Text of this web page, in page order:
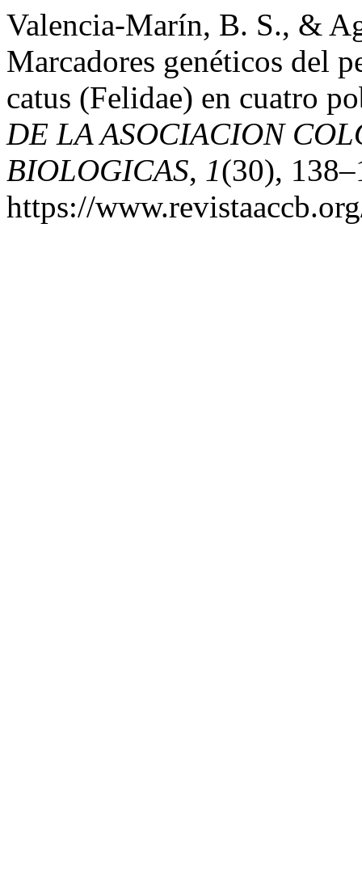
Valencia-Marín, B. S., &
Marcadores genéticos del
catus (Felidae) en cuatro
DE LA ASOCIACION
BIOLOGICAS, 1(30),
https://